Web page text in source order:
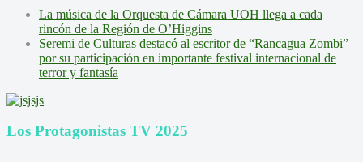
La música de la Orquesta de Cámara UOH llega a cada
rincón de la Región de O’Higgins
Seremi de Culturas destacó al escritor de “Rancagua Zombi”
por su participación en importante festival internacional de
terror y fantasía
Los Protagonistas TV 2025